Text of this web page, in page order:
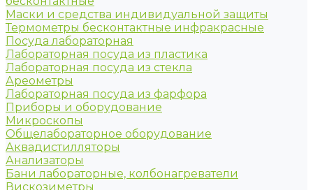
Маски и средства индивидуальной защиты
Термометры бесконтактные инфракрасные
Посуда лабораторная
Лабораторная посуда из пластика
Лабораторная посуда из стекла
Ареометры
Лабораторная посуда из фарфора
Приборы и оборудование
Микроскопы
Общелабораторное оборудование
Аквадистилляторы
Анализаторы
Бани лабораторные, колбонагреватели
Вискозиметры